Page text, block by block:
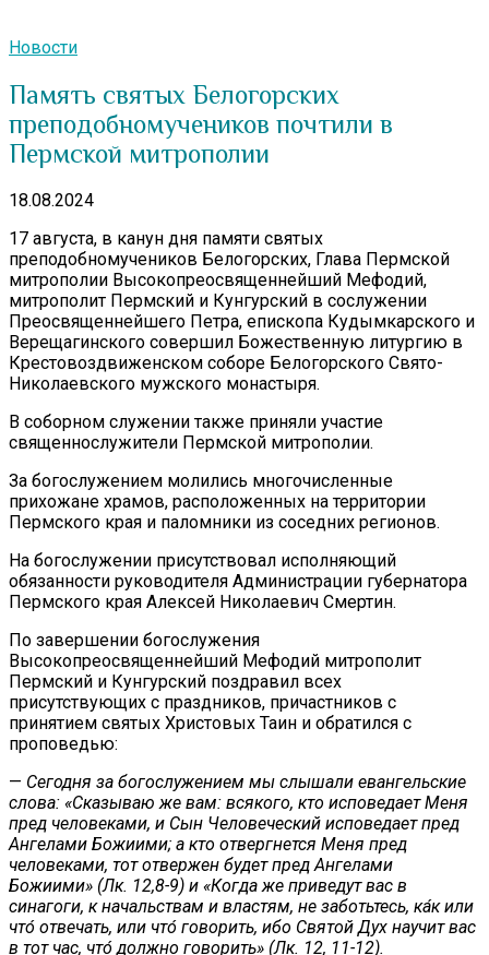
Новости
Память святых Белогорских
преподобномучеников почтили в
Пермской митрополии
18.08.2024
17 августа, в канун дня памяти святых
преподобномучеников Белогорских, Глава Пермской
митрополии Высокопреосвященнейший Мефодий,
митрополит Пермский и Кунгурский в сослужении
Преосвященнейшего Петра, епископа Кудымкарского и
Верещагинского совершил Божественную литургию в
Крестовоздвиженском соборе Белогорского Свято-
Николаевского мужского монастыря.
В соборном служении также приняли участие
священнослужители Пермской митрополии.
За богослужением молились многочисленные
прихожане храмов, расположенных на территории
Пермского края и паломники из соседних регионов.
На богослужении присутствовал исполняющий
обязанности руководителя Администрации губернатора
Пермского края Алексей Николаевич Смертин.
По завершении богослужения
Высокопреосвященнейший Мефодий митрополит
Пермский и Кунгурский поздравил всех
присутствующих с праздников, причастников с
принятием святых Христовых Таин и обратился с
проповедью:
— Сегодня за богослужением мы слышали евангельские
слова: «Сказываю же вам: всякого, кто исповедает Меня
пред человеками, и Сын Человеческий исповедает пред
Ангелами Божиими; а кто отвергнется Меня пред
человеками, тот отвержен будет пред Ангелами
Божиими» (Лк. 12,8-9) и «Когда же приведут вас в
синагоги, к начальствам и властям, не заботьтесь, ка́к или
что́ отвечать, или что́ говорить, ибо Святой Дух научит вас
в тот час, что́ должно говорить» (Лк. 12, 11-12).